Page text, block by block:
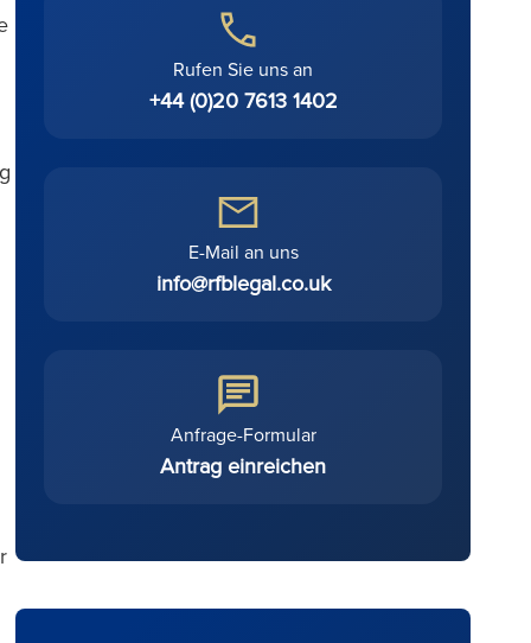
Rufen Sie uns an
+44 (0)20 7613 1402
E-Mail an uns
info@rfblegal.co.uk
Anfrage-Formular
Antrag einreichen